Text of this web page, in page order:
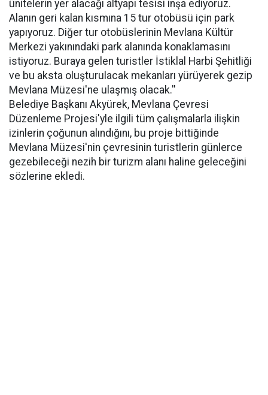
ünitelerin yer alacağı altyapı tesisi inşa ediyoruz.
Alanın geri kalan kısmına 15 tur otobüsü için park
yapıyoruz. Diğer tur otobüslerinin Mevlana Kültür
Merkezi yakınındaki park alanında konaklamasını
istiyoruz. Buraya gelen turistler İstiklal Harbi Şehitliği
ve bu aksta oluşturulacak mekanları yürüyerek gezip
Mevlana Müzesi'ne ulaşmış olacak.''
Belediye Başkanı Akyürek, Mevlana Çevresi
Düzenleme Projesi'yle ilgili tüm çalışmalarla ilişkin
izinlerin çoğunun alındığını, bu proje bittiğinde
Mevlana Müzesi'nin çevresinin turistlerin günlerce
gezebileceği nezih bir turizm alanı haline geleceğini
sözlerine ekledi.